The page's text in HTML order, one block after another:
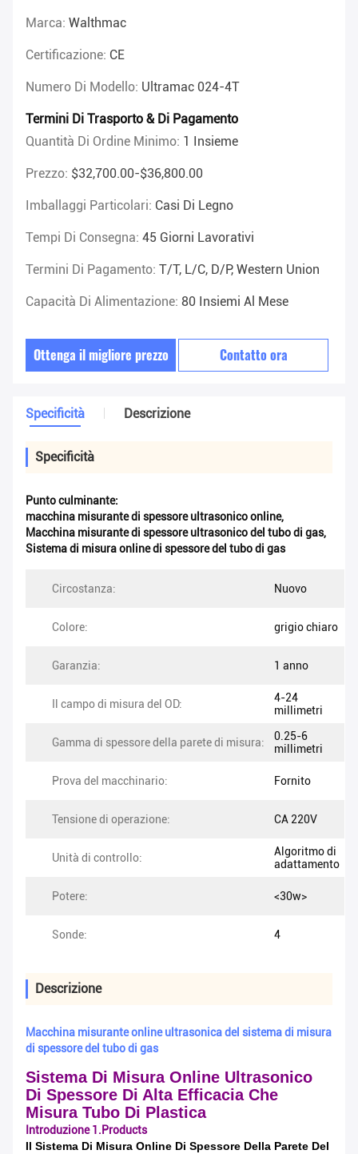
Marca: Walthmac
Certificazione: CE
Numero Di Modello: Ultramac 024-4T
Termini Di Trasporto & Di Pagamento
Quantità Di Ordine Minimo: 1 Insieme
Prezzo: $32,700.00-$36,800.00
Imballaggi Particolari: Casi Di Legno
Tempi Di Consegna: 45 Giorni Lavorativi
Termini Di Pagamento: T/T, L/C, D/P, Western Union
Capacità Di Alimentazione: 80 Insiemi Al Mese
Ottenga il migliore prezzo Contatto ora
Specificità Descrizione
Specificità
Punto culminante:
macchina misurante di spessore ultrasonico online,
Macchina misurante di spessore ultrasonico del tubo di gas,
Sistema di misura online di spessore del tubo di gas
Circostanza: Nuovo
Colore: grigio chiaro
Garanzia: 1 anno
Il campo di misura del OD:
4-24
millimetri
Gamma di spessore della parete di misura:
0.25-6
millimetri
Prova del macchinario: Fornito
Tensione di operazione: CA 220V
Unità di controllo:
Algoritmo di
adattamento
Potere: <30w>
Sonde: 4
Descrizione
Macchina misurante online ultrasonica del sistema di misura
di spessore del tubo di gas
Sistema Di Misura Online Ultrasonico
Di Spessore Di Alta Efficacia Che
Misura Tubo Di Plastica
Introduzione 1.Products
Il Sistema Di Misura Online Di Spessore Della Parete Del